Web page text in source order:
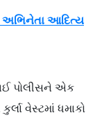
અભિનેતા આદિત્ય
પોલીસને એક
વેસ્ટમાં ધમાકો